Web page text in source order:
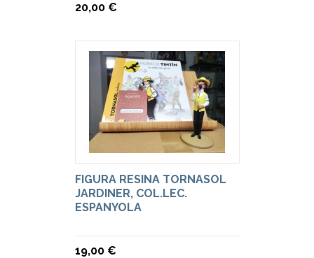
20,00 €
FIGURA RESINA TORNASOL
JARDINER, COL.LEC.
ESPANYOLA
19,00 €